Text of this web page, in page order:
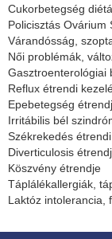
Cukorbetegség
Policisztás Ovárium
Várandósság,
Női problémák,
Gasztroenterológiai
Reflux étrendi
Epebetegség
Irritábilis bél
Székrekedés
Diverticulosis
Köszvény étrendje
Táplálékallergiák,
Laktóz intolerancia,